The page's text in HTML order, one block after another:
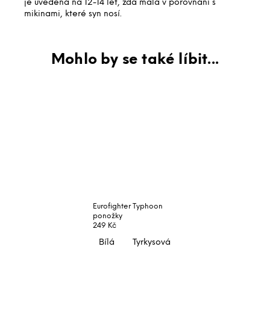
je uvedená na 12-14 let, zdá malá v porovnání s
mikinami, které syn nosí.
Eurofighter Typhoon
ponožky
249 Kč
Bílá Tyrkysová